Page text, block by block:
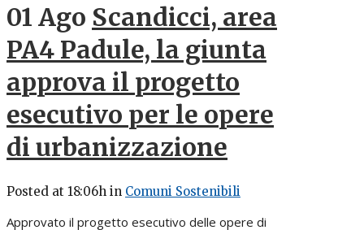
01 Ago Scandicci, area
PA4 Padule, la giunta
approva il progetto
esecutivo per le opere
di urbanizzazione
Posted at 18:06h in Comuni Sostenibili
Approvato il progetto esecutivo delle opere di